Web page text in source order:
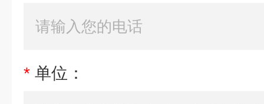
* 单位：